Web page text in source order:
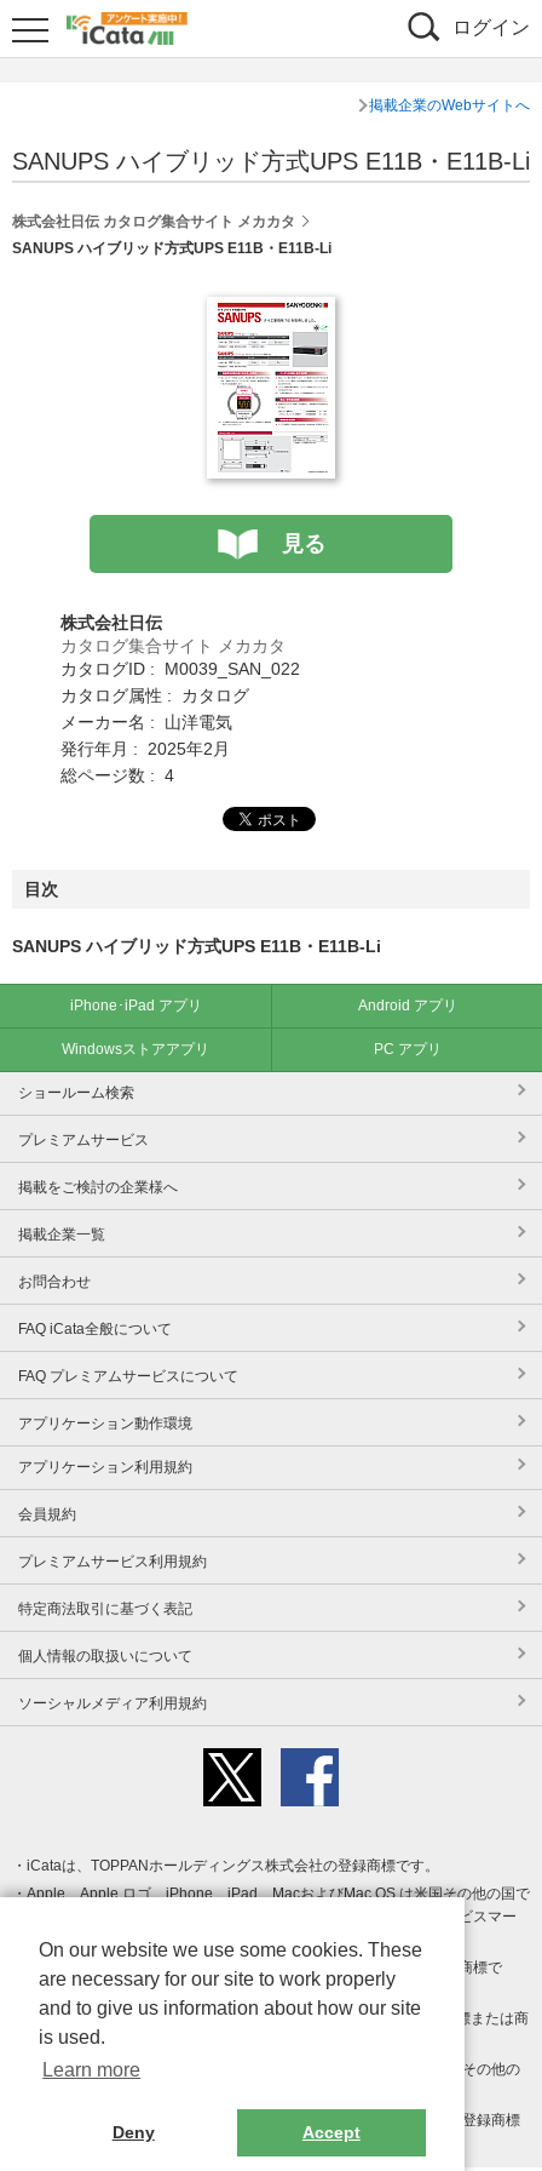
ログイン
掲載企業のWebサイトへ
SANUPS ハイブリッド方式UPS E11B・E11B-Li
株式会社日伝 カタログ集合サイト メカカタ
SANUPS ハイブリッド方式UPS E11B・E11B-Li
見る
株式会社日伝
カタログ集合サイト メカカタ
カタログID : M0039_SAN_022
カタログ属性 : カタログ
メーカー名 : 山洋電気
発行年月 : 2025年2月
総ページ数 : 4
目次
SANUPS ハイブリッド方式UPS E11B・E11B-Li
iPhone･iPad アプリ Android アプリ
Windowsストアアプリ PC アプリ
ショールーム検索
プレミアムサービス
掲載をご検討の企業様へ
掲載企業一覧
お問合わせ
FAQ iCata全般について
FAQ プレミアムサービスについて
アプリケーション動作環境
アプリケーション利用規約
会員規約
プレミアムサービス利用規約
特定商法取引に基づく表記
個人情報の取扱いについて
ソーシャルメディア利用規約
iCataは、TOPPANホールディングス株式会社の登録商標です。
Apple、Apple ロゴ、iPhone、iPad、MacおよびMac OS は米国その他の国で
登録された Apple Inc. の商標です。App Store は Apple Inc. のサービスマー
クです。
Android、Google Play および Google Play ロゴ は Google LLC の商標で
す。
Windows は Microsoft Inc.の米国およびその他の国における登録商標または商
標です。
Adobe、Adobe Reader、Adobe PDF は、Adobe Inc.の米国およびその他の
その他、記載されている会社名、商品名、ロゴは各社の商標または登録商標
On our website we use some cookies. These
are necessary for our site to work properly
and to give us information about how our site
is used.
Learn more
Deny Accept